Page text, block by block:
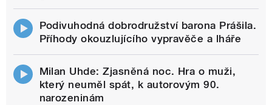
Podivuhodná dobrodružství barona Prášila.
Příhody okouzlujícího vypravěče a lháře
Milan Uhde: Zjasněná noc. Hra o muži,
který neuměl spát, k autorovým 90.
narozeninám